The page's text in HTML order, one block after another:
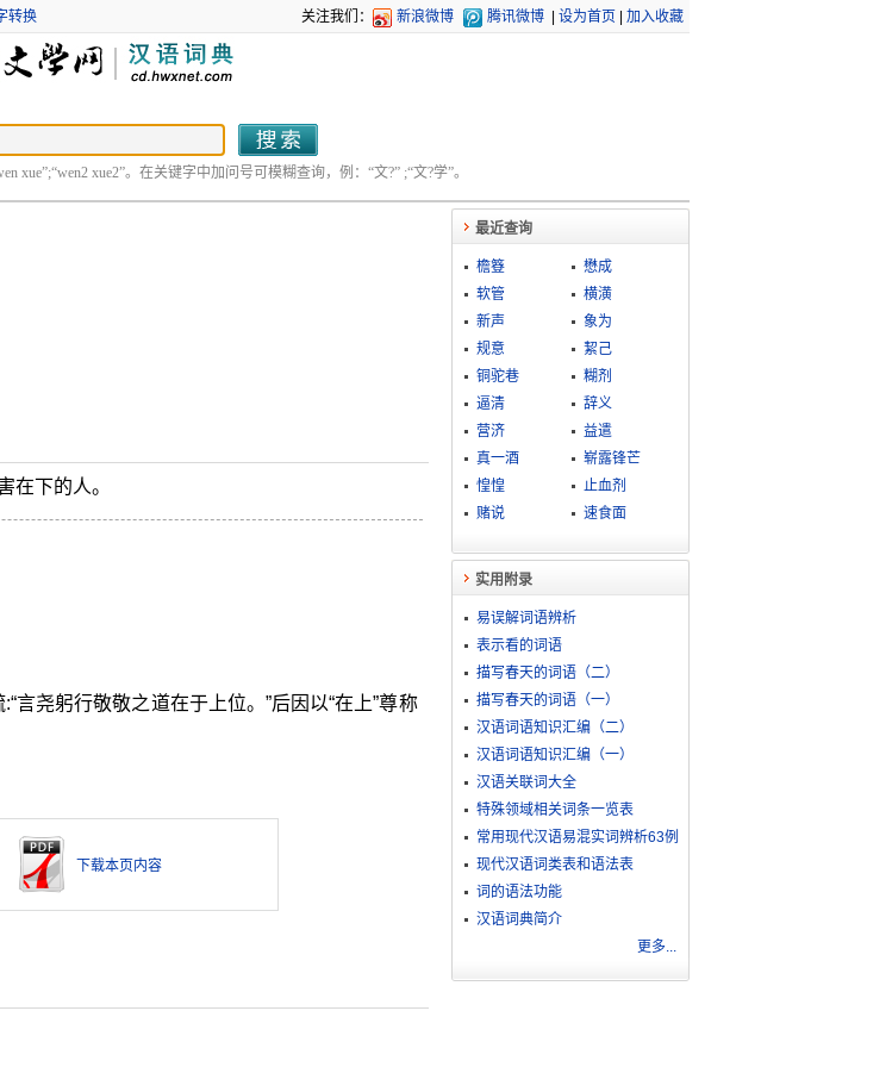
转换 关注我们： 新浪微博 腾讯微博 设为首页 加入收藏
xue”;“wen2 xue2”。在关键字中加问号可模糊查询，例：“文?” ;“文?学”。
在下的人。
言尧躬行敬敬之道在于上位。”后因以“在上”尊称
下载本页内容
最近查询
檐簦
懋成
软管
横潢
新声
象为
规意
絜己
铜驼巷
糊剂
逼清
辞义
营济
益遣
真一酒
崭露锋芒
惶惶
止血剂
赌说
速食面
实用附录
易误解词语辨析
表示看的词语
描写春天的词语（二）
描写春天的词语（一）
汉语词语知识汇编（二）
汉语词语知识汇编（一）
汉语关联词大全
特殊领域相关词条一览表
常用现代汉语易混实词辨析63例
现代汉语词类表和语法表
词的语法功能
汉语词典简介
更多...